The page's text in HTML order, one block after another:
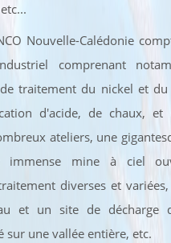
Nouvelle-Calédonie
comprenant
traitement du nickel et du
d'acide, de chaux, et
ateliers, une
immense mine à ciel
diverses et
et un site de décharge
sur une vallée entière, etc.